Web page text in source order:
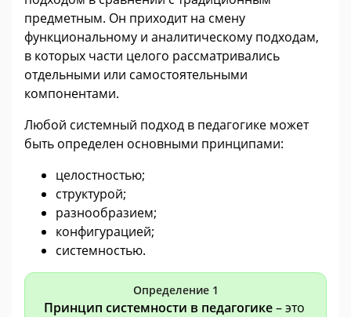
предметным. Он приходит на смену
функциональному и аналитическому подходам,
в которых части целого рассматривались
отдельными или самостоятельными
компонентами.
Любой системный подход в педагогике может
быть определен основными принципами:
целостностью;
структурой;
разнообразием;
конфигурацией;
системностью.
Определение 1
Принцип системности в педагогике– это